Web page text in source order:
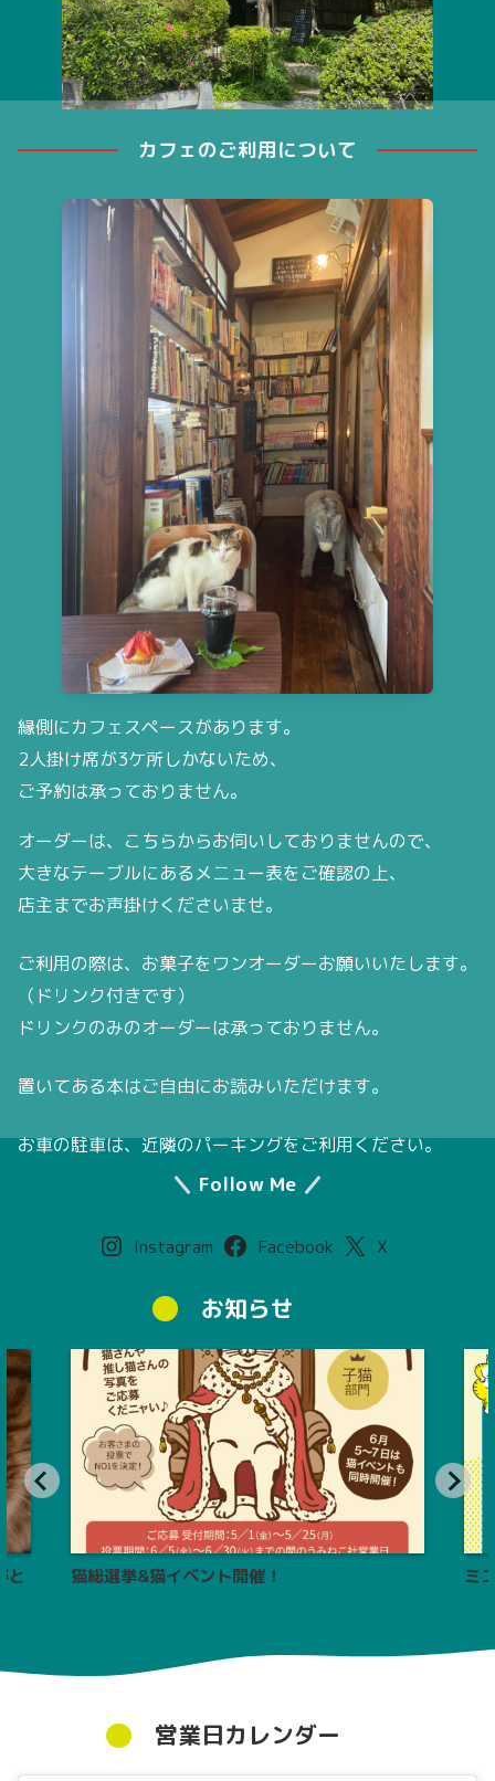
カフェのご利用について
縁側にカフェスペースがあります。
2人掛け席が3ケ所しかないため、
ご予約は承っておりません。
オーダーは、こちらからお伺いしておりませんので、
大きなテーブルにあるメニュー表をご確認の上、
店主までお声掛けくださいませ。
ご利用の際は、お菓子をワンオーダーお願いいたします。
（ドリンク付きです）
ドリンクのみのオーダーは承っておりません。
置いてある本はご自由にお読みいただけます。
お車の駐車は、近隣のパーキングをご利用ください。
Follow Me
Instagram Facebook X
お知らせ
と 猫総選挙&猫イベント開催！ ミ
営業日カレンダー